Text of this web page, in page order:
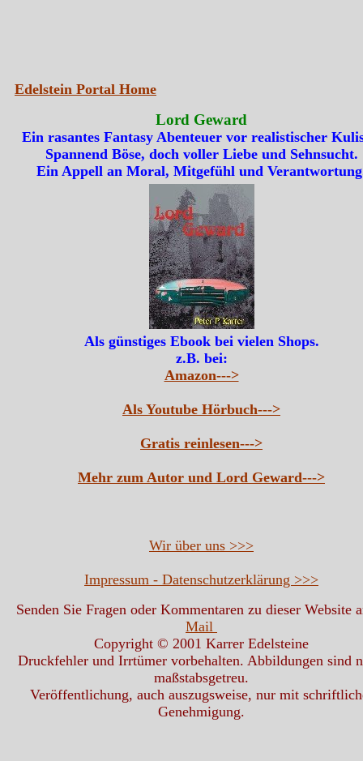
Edelstein Portal Home
Lord Geward
Ein rasantes Fantasy Abenteuer vor realistischer
Spannend Böse, doch voller Liebe und Sehnsucht.
Ein Appell an Moral, Mitgefühl und
Als günstiges Ebook bei vielen Shops.
z.B. bei:
Amazon--->
Als Youtube Hörbuch--->
Gratis reinlesen--->
Mehr zum Autor und Lord Geward--->
Wir über uns >>>
Impressum - Datenschutzerklärung >>>
Senden Sie Fragen oder Kommentaren zu dieser Website
Mail
Copyright © 2001 Karrer Edelsteine
Druckfehler und Irrtümer vorbehalten. Abbildungen sind
maßstabsgetreu.
Veröffentlichung, auch auszugsweise, nur mit
Genehmigung.